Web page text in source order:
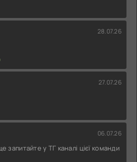
28.07.26
27.07.26
06.07.26
запитайте у ТГ каналі цієї команди